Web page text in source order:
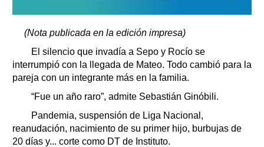
(Nota publicada en la edición impresa)
El silencio que invadía a Sepo y Rocío se
interrumpió con la llegada de Mateo. Todo cambió para la
pareja con un integrante más en la familia.
“Fue un año raro”, admite Sebastián Ginóbili.
Pandemia, suspensión de Liga Nacional,
reanudación, nacimiento de su primer hijo, burbujas de
20 días y... corte como DT de Instituto.